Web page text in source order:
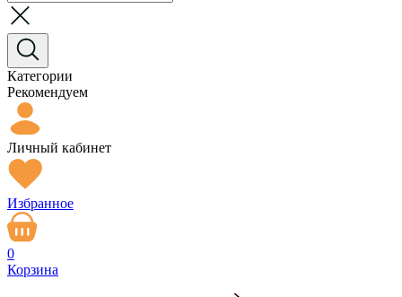
Категории
Рекомендуем
Личный кабинет
Избранное
0
Корзина